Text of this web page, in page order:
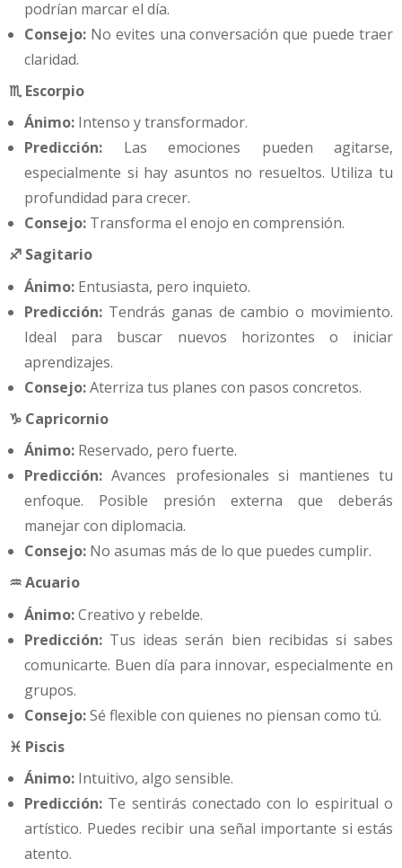
podrían marcar el día.
Consejo: No evites una conversación que puede traer
claridad.
♏ Escorpio
Ánimo: Intenso y transformador.
Predicción: Las emociones pueden agitarse,
especialmente si hay asuntos no resueltos. Utiliza tu
profundidad para crecer.
Consejo: Transforma el enojo en comprensión.
♐ Sagitario
Ánimo: Entusiasta, pero inquieto.
Predicción: Tendrás ganas de cambio o movimiento.
Ideal para buscar nuevos horizontes o iniciar
aprendizajes.
Consejo:Aterriza tus planes con pasos concretos.
♑ Capricornio
Ánimo: Reservado, pero fuerte.
Predicción: Avances profesionales si mantienes tu
enfoque. Posible presión externa que deberás
manejar con diplomacia.
Consejo: No asumas más de lo que puedes cumplir.
♒ Acuario
Ánimo:Creativo y rebelde.
Predicción: Tus ideas serán bien recibidas si sabes
comunicarte. Buen día para innovar, especialmente en
grupos.
Consejo:Sé flexible con quienes no piensan como tú.
♓ Piscis
Ánimo: Intuitivo, algo sensible.
Predicción: Te sentirás conectado con lo espiritual o
artístico. Puedes recibir una señal importante si estás
atento.